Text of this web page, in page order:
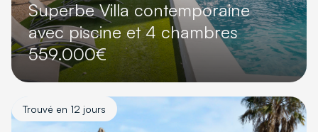
Superbe Villa contemporaine
avec piscine et 4 chambres
559.000€
Trouvé en 12 jours